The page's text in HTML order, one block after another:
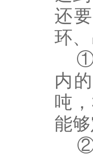
还
环
①
内
吨
能
②